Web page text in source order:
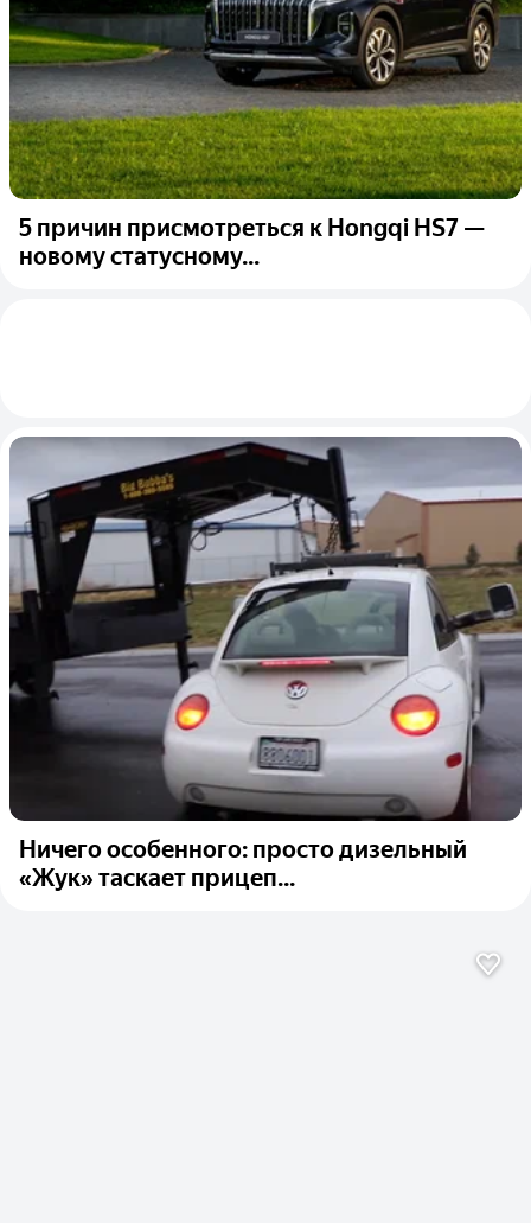
5 причин присмотреться к Hongqi HS7 —
новому статусному...
Ничего особенного: просто дизельный
«Жук» таскает прицеп...